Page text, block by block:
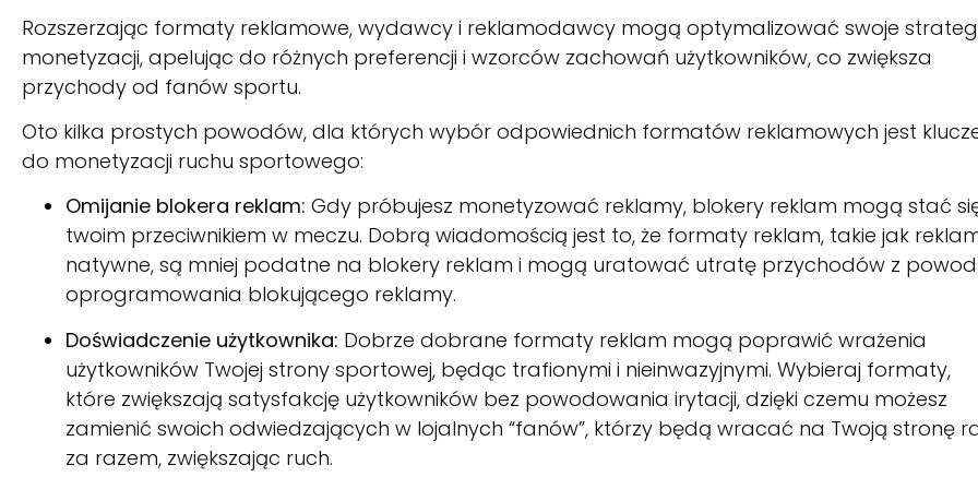
Rozszerzając formaty reklamowe, wydawcy i reklamodawcy mogą optymalizować swoje
monetyzacji, apelując do różnych preferencji i wzorców zachowań użytkowników, co zwiększa
przychody od fanów sportu.
Oto kilka prostych powodów, dla których wybór odpowiednich formatów reklamowych jest
do monetyzacji ruchu sportowego:
Omijanie blokera reklam: Gdy próbujesz monetyzować reklamy, blokery reklam mogą stać
twoim przeciwnikiem w meczu. Dobrą wiadomością jest to, że formaty reklam, takie jak
natywne, są mniej podatne na blokery reklam i mogą uratować utratę przychodów z
oprogramowania blokującego reklamy.
Doświadczenie użytkownika: Dobrze dobrane formaty reklam mogą poprawić wrażenia
użytkowników Twojej strony sportowej, będąc trafionymi i nieinwazyjnymi. Wybieraj formaty,
które zwiększają satysfakcję użytkowników bez powodowania irytacji, dzięki czemu możesz
zamienić swoich odwiedzających w lojalnych “fanów”, którzy będą wracać na Twoją stronę
za razem, zwiększając ruch.